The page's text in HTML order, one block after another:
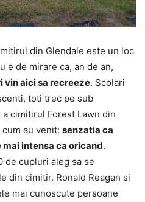
din Glendale este un loc
e de mirare ca, an de an,
vin aici sa recreeze. Scolari
toti trec pe sub
cimitirul Forest Lawn din
au venit: senzatia ca
intensa ca oricand.
de cupluri aleg sa se
din cimitir. Ronald Reagan si
mai cunoscute persoane